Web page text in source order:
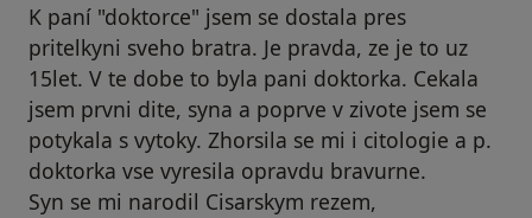
K paní "doktorce" jsem se dostala pres
pritelkyni sveho bratra. Je pravda, ze je to uz
15let. V te dobe to byla pani doktorka. Cekala
jsem prvni dite, syna a poprve v zivote jsem se
potykala s vytoky. Zhorsila se mi i citologie a p.
doktorka vse vyresila opravdu bravurne.
Syn se mi narodil Cisarskym rezem,